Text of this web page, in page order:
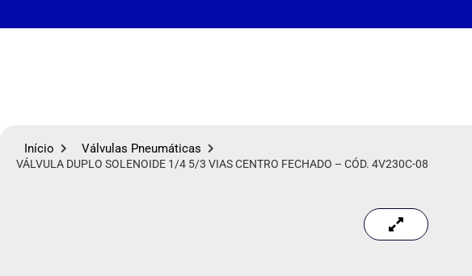
Início Válvulas Pneumáticas
VÁLVULA DUPLO SOLENOIDE 1/4 5/3 VIAS CENTRO FECHADO – CÓD. 4V230C-08